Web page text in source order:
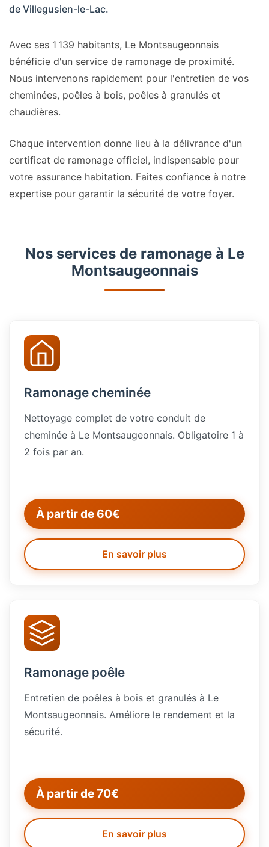
de Villegusien-le-Lac.
Avec ses 1 139 habitants, Le Montsaugeonnais
bénéficie d'un service de ramonage de proximité.
Nous intervenons rapidement pour l'entretien de vos
cheminées, poêles à bois, poêles à granulés et
chaudières.
Chaque intervention donne lieu à la délivrance d'un
certificat de ramonage officiel, indispensable pour
votre assurance habitation. Faites confiance à notre
expertise pour garantir la sécurité de votre foyer.
Nos services de ramonage à Le
Montsaugeonnais
Ramonage cheminée
Nettoyage complet de votre conduit de
cheminée à Le Montsaugeonnais. Obligatoire 1 à
2 fois par an.
À partir de 60€
En savoir plus
Ramonage poêle
Entretien de poêles à bois et granulés à Le
Montsaugeonnais. Améliore le rendement et la
sécurité.
À partir de 70€
En savoir plus